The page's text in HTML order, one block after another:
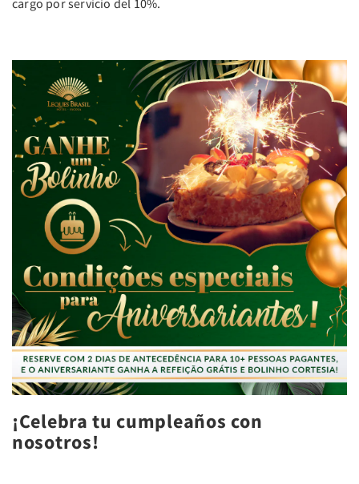
¡Celebra tu cumpleaños con
nosotros!